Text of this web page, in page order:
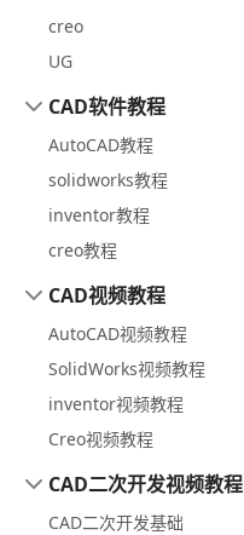
creo
UG
CAD软件教程
AutoCAD教程
solidworks教程
inventor教程
creo教程
CAD视频教程
AutoCAD视频教程
SolidWorks视频教程
inventor视频教程
Creo视频教程
CAD二次开发视频教程
CAD二次开发基础